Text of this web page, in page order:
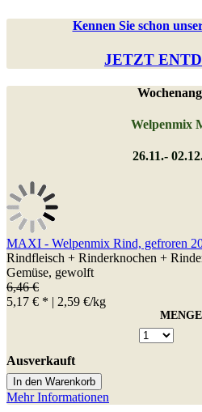
Kennen Sie schon
JETZT
Welpenmix
26.11.-
MAXI - Welpenmix Rind, gefroren
Rindfleisch + Rinderknochen +
Gemüse, gewolft
6,46 €
5,17 € * | 2,59 €/kg
MENGE
Ausverkauft
In den Warenkorb
Mehr Informationen